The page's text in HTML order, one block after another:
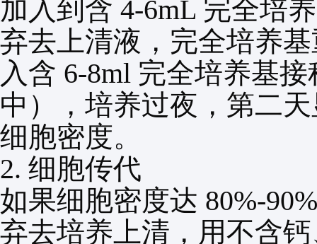
加入到含 4-6mL 完全培
弃去上清液，完全培养
入含 6-8ml 完全培养基
中），培养过夜，第二
细胞密度。
2. 细胞传代
如果细胞密度达 80%-90%
弃去培养上清，用不含